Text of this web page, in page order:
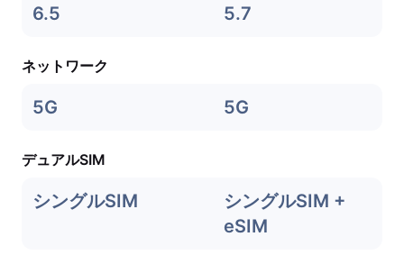
6.5 5.7
ネットワーク
5G 5G
デュアルSIM
シングルSIM
シングルSIM +
eSIM